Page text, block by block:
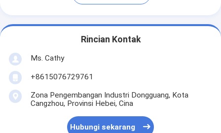
Rincian Kontak
Ms. Cathy
+8615076729761
Zona Pengembangan Industri Dongguang, Kota
Cangzhou, Provinsi Hebei, Cina
Hubungi sekarang